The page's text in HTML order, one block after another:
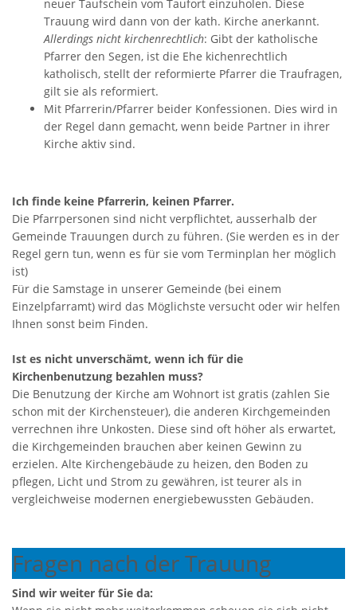
neuer Taufschein vom Taufort einzuholen. Diese
Trauung wird dann von der kath. Kirche anerkannt.
Allerdings nicht kirchenrechtlich: Gibt der katholische
Pfarrer den Segen, ist die Ehe kichenrechtlich
katholisch, stellt der reformierte Pfarrer die Traufragen,
gilt sie als reformiert.
Mit Pfarrerin/Pfarrer beider Konfessionen. Dies wird in
der Regel dann gemacht, wenn beide Partner in ihrer
Kirche aktiv sind.
Ich finde keine Pfarrerin, keinen Pfarrer.
Die Pfarrpersonen sind nicht verpflichtet, ausserhalb der
Gemeinde Trauungen durch zu führen. (Sie werden es in der
Regel gern tun, wenn es für sie vom Terminplan her möglich
ist)
Für die Samstage in unserer Gemeinde (bei einem
Einzelpfarramt) wird das Möglichste versucht oder wir helfen
Ihnen sonst beim Finden.
Ist es nicht unverschämt, wenn ich für die
Kirchenbenutzung bezahlen muss?
Die Benutzung der Kirche am Wohnort ist gratis (zahlen Sie
schon mit der Kirchensteuer), die anderen Kirchgemeinden
verrechnen ihre Unkosten. Diese sind oft höher als erwartet,
die Kirchgemeinden brauchen aber keinen Gewinn zu
erzielen. Alte Kirchengebäude zu heizen, den Boden zu
pflegen, Licht und Strom zu gewähren, ist teurer als in
vergleichweise modernen energiebewussten Gebäuden.
Fragen nach der Trauung
Sind wir weiter für Sie da: